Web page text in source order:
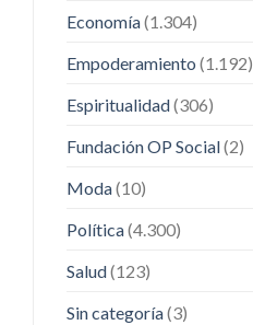
Economía(1.304)
Empoderamiento (1.192)
Espiritualidad(306)
Fundación OP Social(2)
Moda(10)
Política(4.300)
Salud(123)
Sin categoría(3)